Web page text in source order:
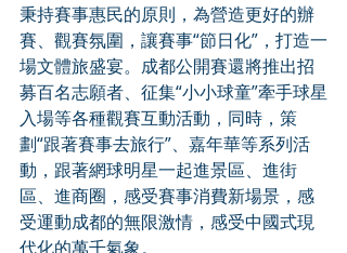
秉持賽事惠民的原則，為營造更好的辦
賽、觀賽氛圍，讓賽事“節日化”，打造一
場文體旅盛宴。成都公開賽還將推出招
募百名志願者、征集“小小球童”牽手球星
入場等各種觀賽互動活動，同時，策
劃“跟著賽事去旅行”、嘉年華等系列活
動，跟著網球明星一起進景區、進街
區、進商圈，感受賽事消費新場景，感
受運動成都的無限激情，感受中國式現
代化的萬千氣象。